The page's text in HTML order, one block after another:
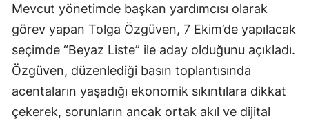
Mevcut yönetimde başkan yardımcısı olarak
görev yapan Tolga Özgüven, 7 Ekim’de yapılacak
seçimde “Beyaz Liste” ile aday olduğunu açıkladı.
Özgüven, düzenlediği basın toplantısında
acentaların yaşadığı ekonomik sıkıntılara dikkat
çekerek, sorunların ancak ortak akıl ve dijital